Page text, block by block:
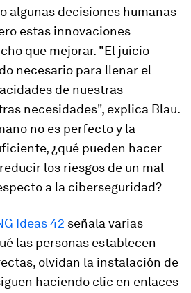
algunas decisiones humanas
estas innovaciones
que mejorar. "El juicio
necesario para llenar el
de nuestras
necesidades", explica Blau.
no es perfecto y la
¿qué pueden hacer
los riesgos de un mal
a la ciberseguridad?
Ideas 42 señala varias
las personas establecen
olvidan la instalación de
haciendo clic en enlaces